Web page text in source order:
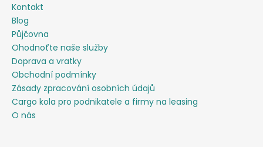
Kontakt
Blog
Půjčovna
Ohodnoťte naše služby
Doprava a vratky
Obchodní podmínky
Zásady zpracování osobních údajů
Cargo kola pro podnikatele a firmy na leasing
O nás